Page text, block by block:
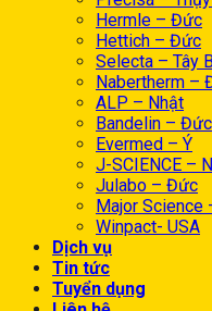
Hermle – Đức
Hettich – Đức
Selecta – Tây
Nabertherm –
ALP – Nhật
Bandelin – Đức
Evermed – Ý
J-SCIENCE –
Julabo – Đức
Major Science
Winpact- USA
Dịch vụ
Tin tức
Tuyển dụng